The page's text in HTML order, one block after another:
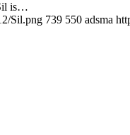
is…
Sil.png 739 550 adsma